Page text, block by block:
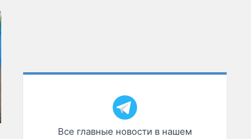
Все главные новости в нашем